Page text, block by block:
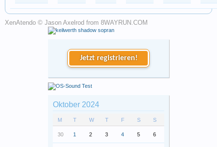
XenAtendo © Jason Axelrod from 8WAYRUN.COM
Jetzt registrieren!
Oktober 2024
M T W T F S S
30 1 2 3 4 5 6